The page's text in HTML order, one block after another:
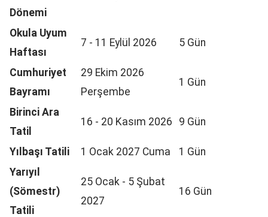
Dönemi
Okula Uyum
Haftası
7 - 11 Eylül 2026 5 Gün
Cumhuriyet
Bayramı
29 Ekim 2026
Perşembe
1 Gün
Birinci Ara
Tatil
16 - 20 Kasım 2026 9 Gün
Yılbaşı Tatili 1 Ocak 2027 Cuma
1 Gün
Yarıyıl
(Sömestr)
Tatili
25 Ocak - 5 Şubat
2027
16 Gün